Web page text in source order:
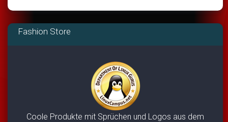
Fashion Store
Coole Produkte mit Sprüchen und Logos aus dem